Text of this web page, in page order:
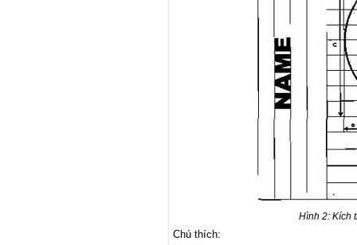
Hình 2: Kích
Chú thích: